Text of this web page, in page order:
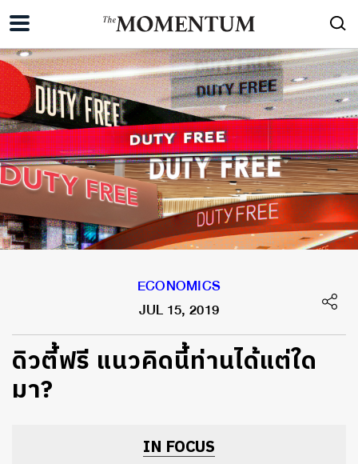
ECONOMICS
JUL 15, 2019
ดิวตี้ฟรี แนวคิดนี้ท่านได้แต่ใด
มา?
IN FOCUS